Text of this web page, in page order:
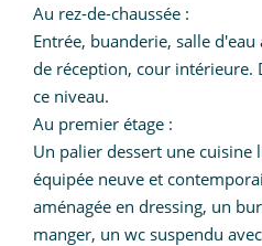
Au rez-de-chaussée :
Entrée, buanderie, salle
de réception, cour intérieure.
ce niveau.
Au premier étage :
Un palier dessert une cuisine
équipée neuve et
aménagée en dressing, un
manger, un wc suspendu